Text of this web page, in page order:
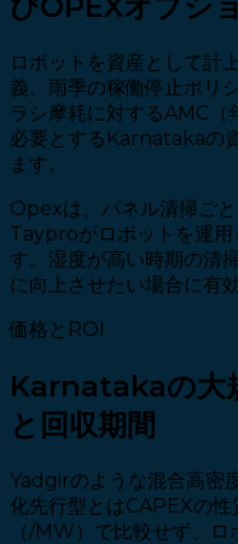
ロボットを資産として計
義、雨季の稼働停止ポリ
ラシ摩耗に対するAMC（
必要とするKarnatakaの
ます。
Opexは、パネル清掃ごと
Tayproがロボットを運用
す。湿度が高い時期の清
に向上させたい場合に有効
価格とROI
Karnatakaの大
と回収期間
Yadgirのような混合高密
化先行型とはCAPEXの
（₹/MW）で比較せず、